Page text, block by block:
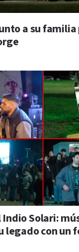
a su
Solari:
legado con un